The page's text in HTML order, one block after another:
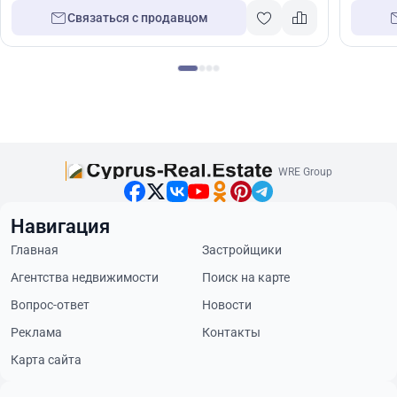
Связаться с продавцом
WRE Group
Навигация
Главная
Застройщики
Агентства недвижимости
Поиск на карте
Вопрос-ответ
Новости
Реклама
Контакты
Карта сайта